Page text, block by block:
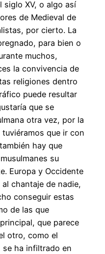
siglo XV, o algo así
de Medieval de
por cierto. La
para bien o
muchos,
la convivencia de
religiones dentro
puede resultar
que se
otra vez, por la
que ir con
hay que
su
Europa y Occidente
chantaje de nadie,
conseguir estas
de las que
que parece
otro, como el
se ha infiltrado en